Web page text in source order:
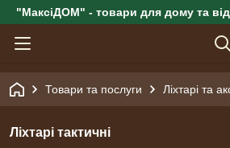
"МаксіДОМ" - товари для дому та
Товари та послуги Ліхтарі та
Ліхтарі тактичні